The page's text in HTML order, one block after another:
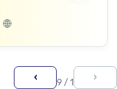
‹
1 / 9
›